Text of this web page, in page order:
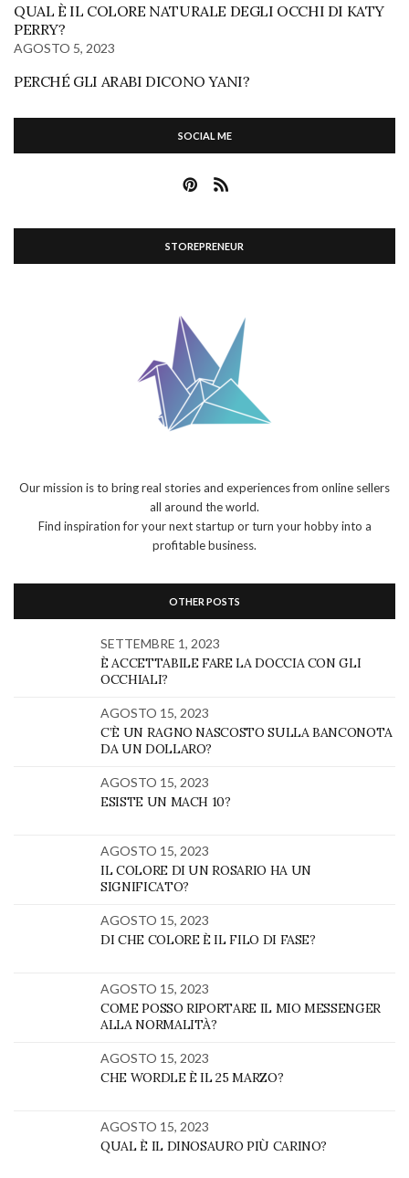
QUAL È IL COLORE NATURALE DEGLI OCCHI DI KATY
PERRY?
AGOSTO 5, 2023
PERCHÉ GLI ARABI DICONO YANI?
SOCIAL ME
STOREPRENEUR
Our mission is to bring real stories and experiences from online sellers
all around the world.
Find inspiration for your next startup or turn your hobby into a
profitable business.
OTHER POSTS
SETTEMBRE 1, 2023
È ACCETTABILE FARE LA DOCCIA CON GLI
OCCHIALI?
AGOSTO 15, 2023
C’È UN RAGNO NASCOSTO SULLA BANCONOTA
DA UN DOLLARO?
AGOSTO 15, 2023
ESISTE UN MACH 10?
AGOSTO 15, 2023
IL COLORE DI UN ROSARIO HA UN
SIGNIFICATO?
AGOSTO 15, 2023
DI CHE COLORE È IL FILO DI FASE?
AGOSTO 15, 2023
COME POSSO RIPORTARE IL MIO MESSENGER
ALLA NORMALITÀ?
AGOSTO 15, 2023
CHE WORDLE È IL 25 MARZO?
AGOSTO 15, 2023
QUAL È IL DINOSAURO PIÙ CARINO?